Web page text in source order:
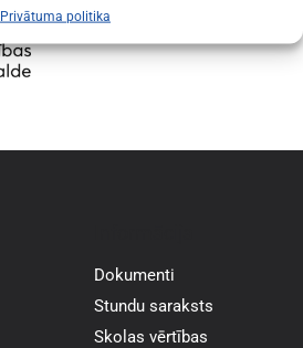
Privātuma politika
Dokumenti
Stundu saraksts
Skolas vērtības